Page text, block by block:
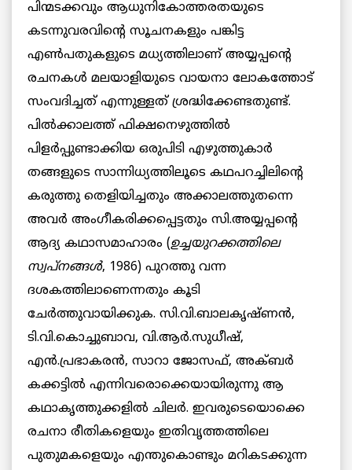
പിന്മടക്കവും ആധുനികോത്തരതയുടെ
കടന്നുവരവിന്റെ സൂചനകളും പങ്കിട്ട
എൺപതുകളുടെ മധ്യത്തിലാണ് അയ്യപ്പന്‍റെ
രചനകള്‍ മലയാളിയുടെ വായനാ ലോകത്തോട്
സംവദിച്ചത് എന്നുള്ളത് ശ്രദ്ധിക്കേണ്ടതുണ്ട്.
പില്‍ക്കാലത്ത് ഫിക്ഷനെഴുത്തിൽ
പിളര്‍പ്പുണ്ടാക്കിയ ഒരുപിടി എഴുത്തുകാർ
തങ്ങളുടെ സാന്നിധ്യത്തിലൂടെ കഥപറച്ചിലിന്റെ
കരുത്തു തെളിയിച്ചതും അക്കാലത്തുതന്നെ
അവർ അംഗീകരിക്കപ്പെട്ടതും സി.അയ്യപ്പന്‍റെ
ആദ്യ കഥാസമാഹാരം (ഉച്ചയുറക്കത്തിലെ
സ്വപ്‌നങ്ങൾ, 1986) പുറത്തു വന്ന
ദശകത്തിലാണെന്നതും കൂടി
ചേർത്തുവായിക്കുക. സി.വി.ബാലകൃഷ്ണന്‍,
ടി.വി.കൊച്ചുബാവ, വി.ആര്‍.സുധീഷ്‌,
എന്‍.പ്രഭാകരന്‍, സാറാ ജോസഫ്, അക്ബര്‍
കക്കട്ടിൽ എന്നിവരൊക്കെയായിരുന്നു ആ
കഥാകൃത്തുക്കളില്‍ ചിലർ. ഇവരുടെയൊക്കെ
രചനാ രീതികളെയും ഇതിവൃത്തത്തിലെ
പുതുമകളെയും എന്തുകൊണ്ടും മറികടക്കുന്ന